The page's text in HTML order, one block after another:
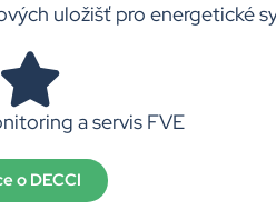
uložišť pro energetické
a servis FVE
o DECCI